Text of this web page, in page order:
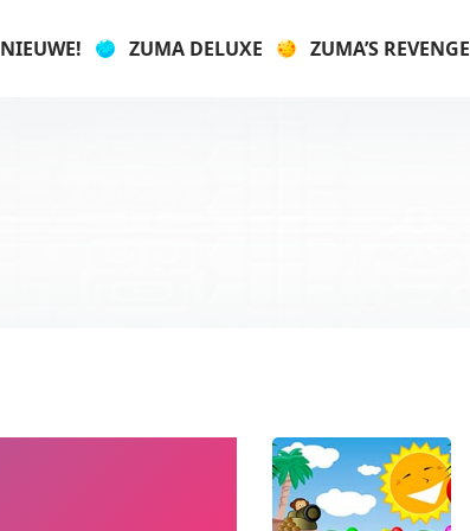
NIEUWE! ZUMA DELUXE ZUMA’S REVENGE